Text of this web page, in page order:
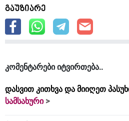
გაუზიარე
კომენტარები იტვირთება
დასვით კითხვა და მიიღეთ
სამსახური